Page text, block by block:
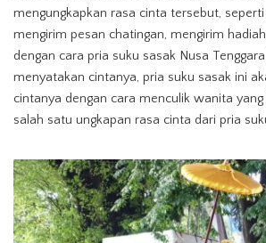
mengungkapkan rasa cinta tersebut,
mengirim pesan chatingan, mengirim
dengan cara pria suku sasak Nusa
menyatakan cintanya, pria suku sasak ini
cintanya dengan cara menculik wanita
salah satu ungkapan rasa cinta dari pria